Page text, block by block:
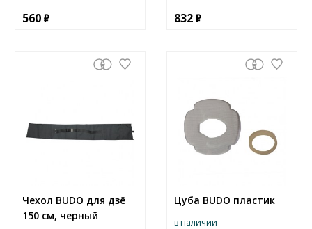
560 832
Чехол BUDO для дзё
150 см, черный
Цуба BUDO пластик
в наличии